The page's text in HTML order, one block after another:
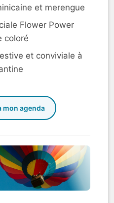
et merengue
Flower Power
coloré
et conviviale à
mon agenda